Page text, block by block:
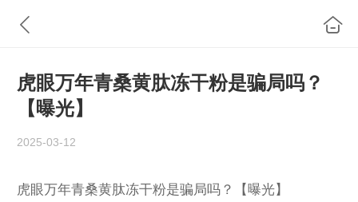
虎眼万年青桑黄肽冻干粉是骗局吗？
【曝光】
2025-03-12
虎眼万年青桑黄肽冻干粉是骗局吗？【曝光】